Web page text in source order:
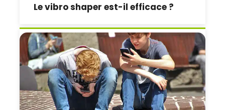
Le vibro shaper est-il efficace ?